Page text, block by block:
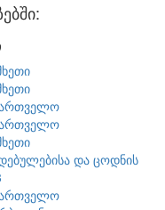
და ცოდნის